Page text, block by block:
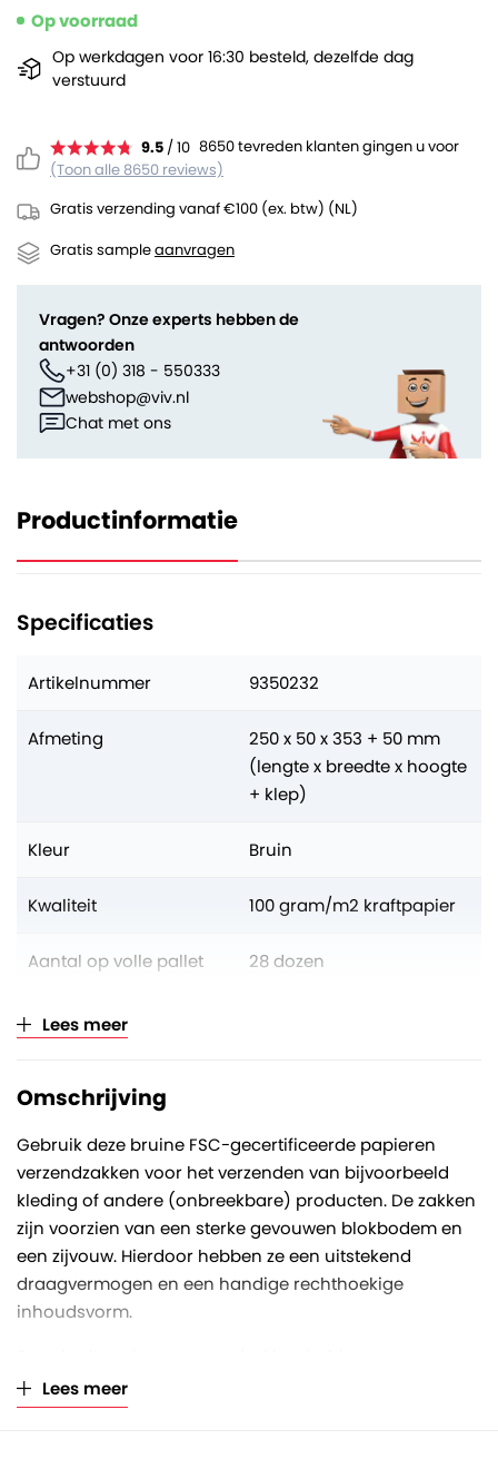
9.5 / 10 8650 tevreden klanten gingen u voor
(Toon alle 8650 reviews)
Gratis verzending vanaf €100 (ex. btw) (NL)
Gratis sampleaanvragen
Op voorraad
Op werkdagen voor 16:30 besteld, dezelfde dag
verstuurd
Vragen? Onze experts hebben de
antwoorden
+31 (0) 318 - 550333
webshop@viv.nl
Chat met ons
Productinformatie
Specificaties
Artikelnummer 9350232
Afmeting
250 x 50 x 353 + 50 mm
(lengte x breedte x hoogte
+ klep)
Kleur Bruin
Kwaliteit 100 gram/m2 kraftpapier
Aantal op volle pallet 28 dozen
Verkoopeenheid
Lees meer
Omschrijving
Gebruik deze bruine FSC-gecertificeerde papieren
verzendzakken voor het verzenden van bijvoorbeeld
kleding of andere (onbreekbare) producten. De zakken
zijn voorzien van een sterke gevouwen blokbodem en
een zijvouw. Hierdoor hebben ze een uitstekend
draagvermogen en een handige rechthoekige
inhoudsvorm.
afmeting van 250 x 50 x 353 millimeter (L x B x H) en zijn
gemaakt van kraftpapier met een kwaliteit van 100
Lees meer